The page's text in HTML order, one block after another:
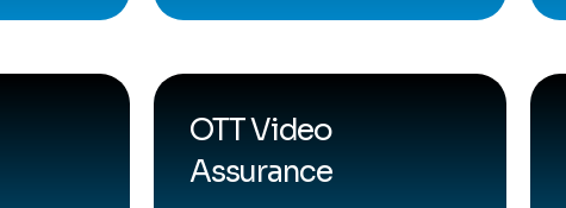
OTT Video
Assurance